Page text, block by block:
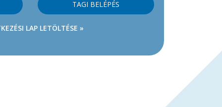
TAGI BELÉPÉS
LAP LETÖLTÉSE »